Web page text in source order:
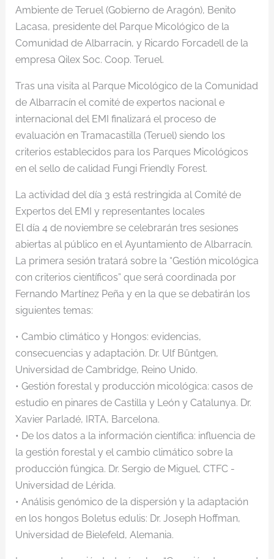
Ambiente de Teruel (Gobierno de Aragón), Benito
Lacasa, presidente del Parque Micológico de la
Comunidad de Albarracín, y Ricardo Forcadell de la
empresa Qilex Soc. Coop. Teruel.
Tras una visita al Parque Micológico de la Comunidad
de Albarracín el comité de expertos nacional e
internacional del EMI finalizará el proceso de
evaluación en Tramacastilla (Teruel) siendo los
criterios establecidos para los Parques Micológicos
en el sello de calidad Fungi Friendly Forest.
La actividad del día 3 está restringida al Comité de
Expertos del EMI y representantes locales
El día 4 de noviembre se celebrarán tres sesiones
abiertas al público en el Ayuntamiento de Albarracín.
La primera sesión tratará sobre la “Gestión micológica
con criterios científicos” que será coordinada por
Fernando Martínez Peña y en la que se debatirán los
siguientes temas:
• Cambio climático y Hongos: evidencias,
consecuencias y adaptación. Dr. Ulf Büntgen,
Universidad de Cambridge, Reino Unido.
• Gestión forestal y producción micológica: casos de
estudio en pinares de Castilla y León y Catalunya. Dr.
Xavier Parladé, IRTA, Barcelona.
• De los datos a la información científica: influencia de
la gestión forestal y el cambio climático sobre la
producción fúngica. Dr. Sergio de Miguel, CTFC -
Universidad de Lérida.
• Análisis genómico de la dispersión y la adaptación
en los hongos Boletus edulis: Dr. Joseph Hoffman,
Universidad de Bielefeld, Alemania.